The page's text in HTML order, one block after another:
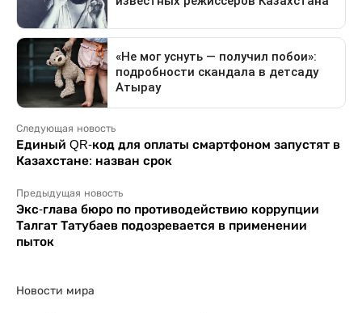
Следующая новость
Единый QR-код для оплаты смартфоном запустят в
Казахстане: назван срок
Предыдущая новость
Экс-глава бюро по противодействию коррупции
Талгат Татубаев подозревается в применении
пыток
Новости мира